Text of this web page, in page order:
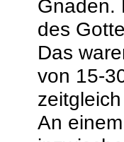
Gnaden.
des
Das
von 15-
An